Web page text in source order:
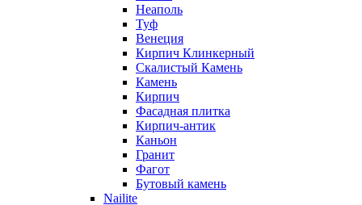
Неаполь
Туф
Венеция
Кирпич Клинкерный
Скалистый Камень
Камень
Кирпич
Фасадная плитка
Кирпич-антик
Каньон
Гранит
Фагот
Бутовый камень
Nailite